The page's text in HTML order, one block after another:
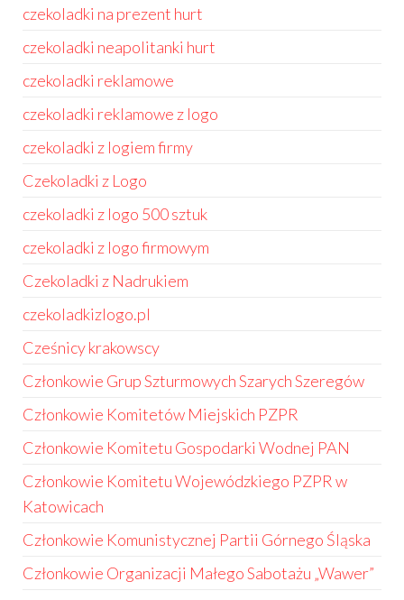
czekoladki na prezent hurt
czekoladki neapolitanki hurt
czekoladki reklamowe
czekoladki reklamowe z logo
czekoladki z logiem firmy
Czekoladki z Logo
czekoladki z logo 500 sztuk
czekoladki z logo firmowym
Czekoladki z Nadrukiem
czekoladkizlogo.pl
Cześnicy krakowscy
Członkowie Grup Szturmowych Szarych Szeregów
Członkowie Komitetów Miejskich PZPR
Członkowie Komitetu Gospodarki Wodnej PAN
Członkowie Komitetu Wojewódzkiego PZPR w
Katowicach
Członkowie Komunistycznej Partii Górnego Śląska
Członkowie Organizacji Małego Sabotażu „Wawer”